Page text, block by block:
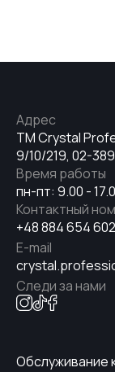
#8
#5
TM Crystal
9/10/219, 02-
Адрес
пн-пт: 9.00 -
Время работы
+48 884 654 602
Контактный
E-mail
Следи за нами
Обслуживание